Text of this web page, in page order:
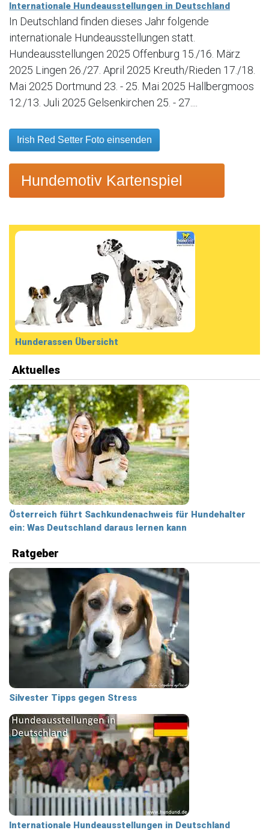
Internationale Hundeausstellungen in Deutschland
In Deutschland finden dieses Jahr folgende
internationale Hundeausstellungen statt.
Hundeausstellungen 2025 Offenburg 15./16. März
2025 Lingen 26./27. April 2025 Kreuth/Rieden 17./18.
Mai 2025 Dortmund 23. - 25. Mai 2025 Hallbergmoos
12./13. Juli 2025 Gelsenkirchen 25. - 27....
Irish Red Setter Foto einsenden
Hundemotiv Kartenspiel
Hunderassen Übersicht
Aktuelles
Österreich führt Sachkundenachweis für Hundehalter
ein: Was Deutschland daraus lernen kann
Ratgeber
Silvester Tipps gegen Stress
Internationale Hundeausstellungen in Deutschland